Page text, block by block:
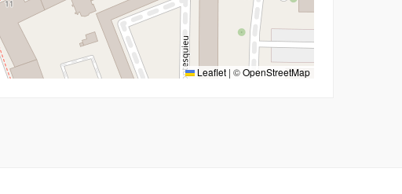
Leaflet | ©OpenStreetMap